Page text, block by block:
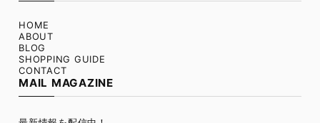
HOME
ABOUT
BLOG
SHOPPING GUIDE
CONTACT
MAIL MAGAZINE